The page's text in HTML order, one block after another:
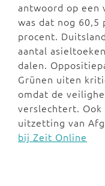
antwoord op een
was dat nog 60,5
procent.
aantal
dalen.
Grünen uiten
omdat de
verslechtert.
uitzetting van
bij Zeit Online